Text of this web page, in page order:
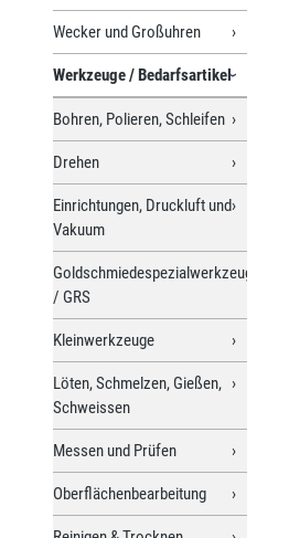
Wecker und Großuhren
Werkzeuge / Bedarfsartikel
Bohren, Polieren, Schleifen
Drehen
Einrichtungen, Druckluft und
Vakuum
Goldschmiedespezialwerkzeuge
/ GRS
Kleinwerkzeuge
Löten, Schmelzen, Gießen,
Schweissen
Messen und Prüfen
Oberflächenbearbeitung